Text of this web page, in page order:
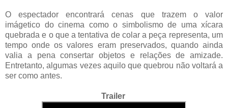
O espectador encontrará cenas que trazem o valor
imágetico do cinema como o simbolismo de uma xícara
quebrada e o que a tentativa de colar a peça representa, um
tempo onde os valores eram preservados, quando ainda
valia a pena consertar objetos e relações de amizade.
Entretanto, algumas vezes aquilo que quebrou não voltará a
ser como antes.
Trailer